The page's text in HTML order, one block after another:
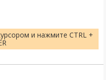
и нажмите CTRL +